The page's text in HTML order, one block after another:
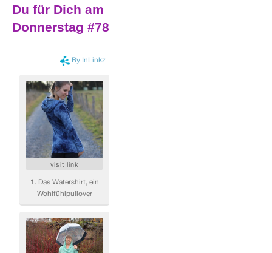
Du für Dich am
Donnerstag #78